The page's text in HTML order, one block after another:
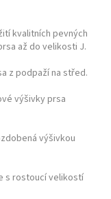
kvalitních pevných
až do velikosti J.
z podpaží na střed.
výšivky prsa
výšivkou
s rostoucí velikostí